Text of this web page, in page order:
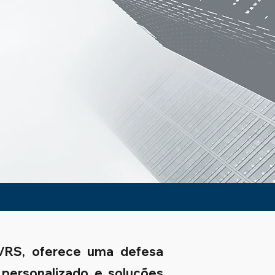
oferece uma defesa